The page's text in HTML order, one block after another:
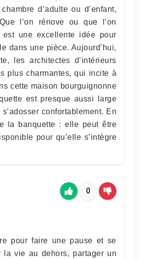
d’adulte ou d’enfant,
l’on rénove ou que l’on
une excellente idée pour
dans une pièce. Aujourd’hui,
les architectes d’intérieurs
plus charmantes, qui incite à
cette maison bourguignonne
est presque aussi large
confortablement. En
la banquette : elle peut être
pour qu’elle s’intègre
0
pour faire une pause et se
vie au dehors, partager un